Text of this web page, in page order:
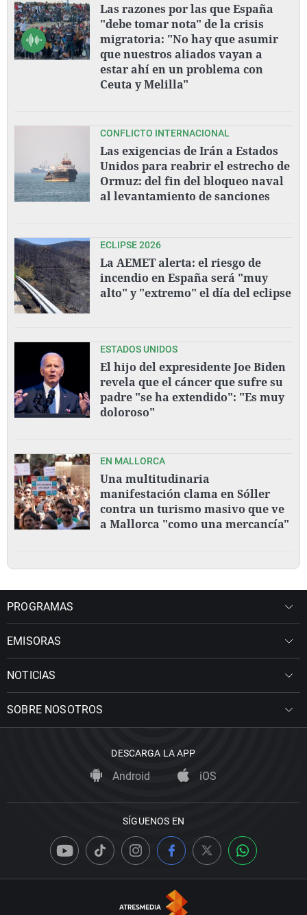
Las razones por las que España
"debe tomar nota" de la crisis
migratoria: "No hay que asumir
que nuestros aliados vayan a
estar ahí en un problema con
Ceuta y Melilla"
CONFLICTO INTERNACIONAL
Las exigencias de Irán a Estados
Unidos para reabrir el estrecho de
Ormuz: del fin del bloqueo naval
al levantamiento de sanciones
ECLIPSE 2026
La AEMET alerta: el riesgo de
incendio en España será "muy
alto" y "extremo" el día del eclipse
ESTADOS UNIDOS
El hijo del expresidente Joe Biden
revela que el cáncer que sufre su
padre "se ha extendido": "Es muy
doloroso"
EN MALLORCA
Una multitudinaria
manifestación clama en Sóller
contra un turismo masivo que ve
a Mallorca "como una mercancía"
PROGRAMAS
EMISORAS
NOTICIAS
SOBRE NOSOTROS
DESCARGA LA APP
Android iOS
SÍGUENOS EN